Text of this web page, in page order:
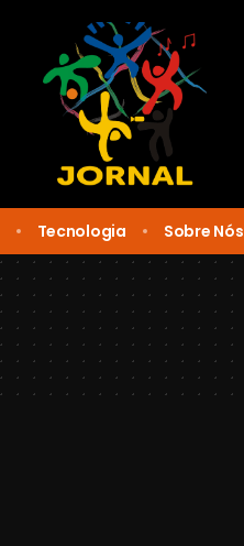
Tecnologia Sobre Nós